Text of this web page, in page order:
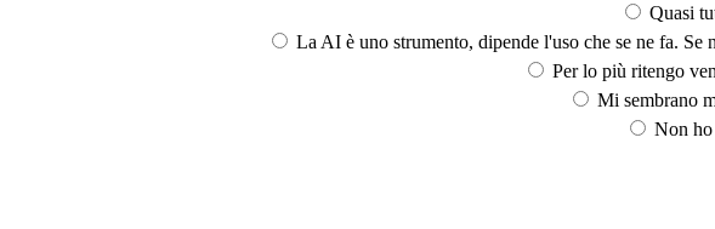
Quasi
La AI è uno strumento, dipende l'uso che se ne fa.
Per lo più ritengo
Mi sembrano
Non ho